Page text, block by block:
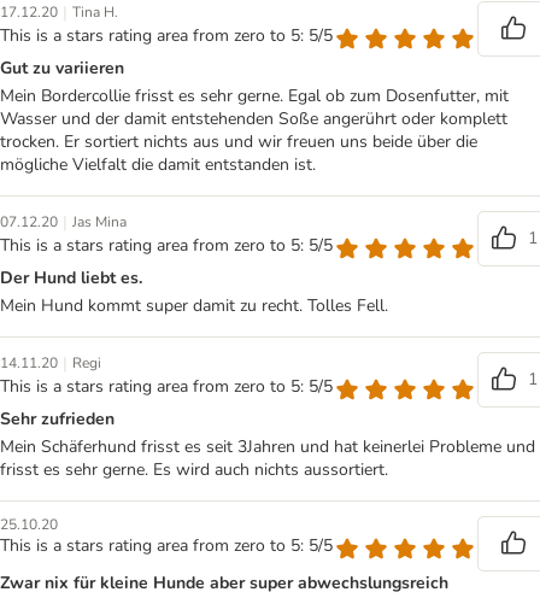
17.12.20 | Tina H.
This is a stars rating area from zero to 5: 5/5
Gut zu variieren
Mein Bordercollie frisst es sehr gerne. Egal ob zum Dosenfutter, mit
Wasser und der damit entstehenden Soße angerührt oder komplett
trocken. Er sortiert nichts aus und wir freuen uns beide über die
mögliche Vielfalt die damit entstanden ist.
07.12.20 | Jas Mina
This is a stars rating area from zero to 5: 5/5
1
Der Hund liebt es.
Mein Hund kommt super damit zu recht. Tolles Fell.
14.11.20 | Regi
This is a stars rating area from zero to 5: 5/5
1
Sehr zufrieden
Mein Schäferhund frisst es seit 3Jahren und hat keinerlei Probleme und
frisst es sehr gerne. Es wird auch nichts aussortiert.
25.10.20
This is a stars rating area from zero to 5: 5/5
Zwar nix für kleine Hunde aber super abwechslungsreich